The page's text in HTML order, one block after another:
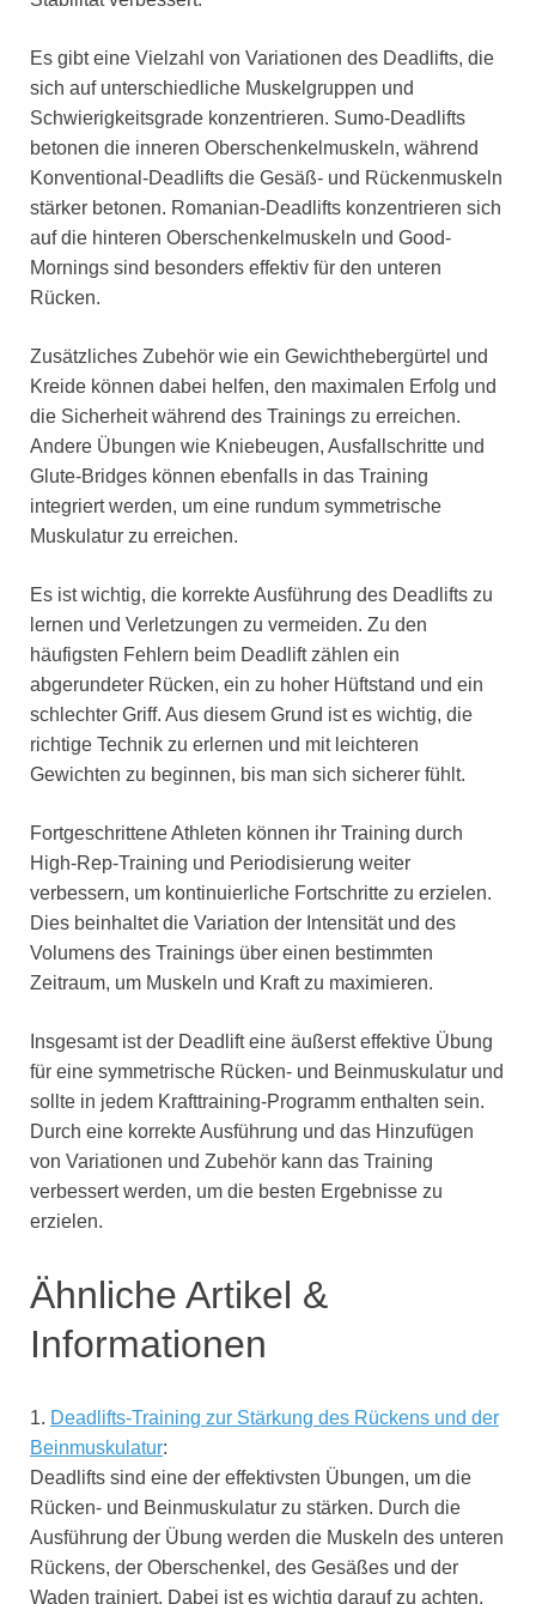
Es gibt eine Vielzahl von Variationen des Deadlifts, die
sich auf unterschiedliche Muskelgruppen und
Schwierigkeitsgrade konzentrieren. Sumo-Deadlifts
betonen die inneren Oberschenkelmuskeln, während
Konventional-Deadlifts die Gesäß- und Rückenmuskeln
stärker betonen. Romanian-Deadlifts konzentrieren sich
auf die hinteren Oberschenkelmuskeln und Good-
Mornings sind besonders effektiv für den unteren
Rücken.
Zusätzliches Zubehör wie ein Gewichthebergürtel und
Kreide können dabei helfen, den maximalen Erfolg und
die Sicherheit während des Trainings zu erreichen.
Andere Übungen wie Kniebeugen, Ausfallschritte und
Glute-Bridges können ebenfalls in das Training
integriert werden, um eine rundum symmetrische
Muskulatur zu erreichen.
Es ist wichtig, die korrekte Ausführung des Deadlifts zu
lernen und Verletzungen zu vermeiden. Zu den
häufigsten Fehlern beim Deadlift zählen ein
abgerundeter Rücken, ein zu hoher Hüftstand und ein
schlechter Griff. Aus diesem Grund ist es wichtig, die
richtige Technik zu erlernen und mit leichteren
Gewichten zu beginnen, bis man sich sicherer fühlt.
Fortgeschrittene Athleten können ihr Training durch
High-Rep-Training und Periodisierung weiter
verbessern, um kontinuierliche Fortschritte zu erzielen.
Dies beinhaltet die Variation der Intensität und des
Volumens des Trainings über einen bestimmten
Zeitraum, um Muskeln und Kraft zu maximieren.
Insgesamt ist der Deadlift eine äußerst effektive Übung
für eine symmetrische Rücken- und Beinmuskulatur und
sollte in jedem Krafttraining-Programm enthalten sein.
Durch eine korrekte Ausführung und das Hinzufügen
von Variationen und Zubehör kann das Training
verbessert werden, um die besten Ergebnisse zu
erzielen.
Ähnliche Artikel &
Informationen
1. Deadlifts-Training zur Stärkung des Rückens und der
Beinmuskulatur:
Deadlifts sind eine der effektivsten Übungen, um die
Rücken- und Beinmuskulatur zu stärken. Durch die
Ausführung der Übung werden die Muskeln des unteren
Rückens, der Oberschenkel, des Gesäßes und der
Waden trainiert. Dabei ist es wichtig darauf zu achten,